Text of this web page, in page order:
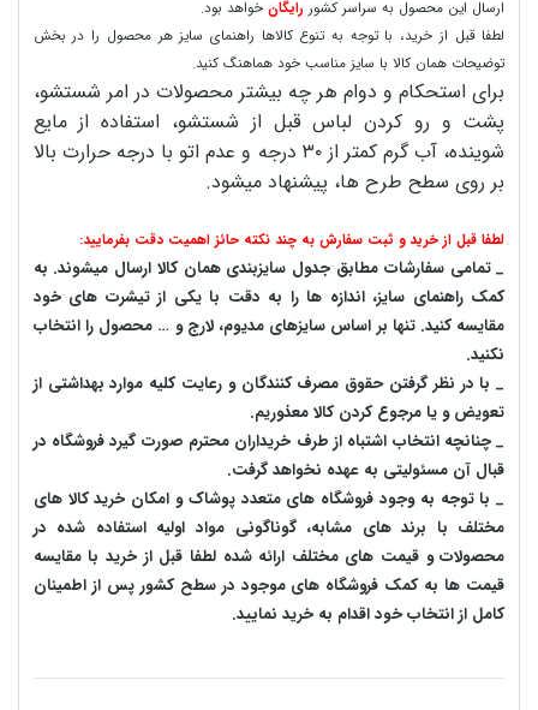
ارسال این محصول به سراسر کشور رایگانخواهد بود.
لطفا قبل از خرید، با توجه به تنوع کالاها راهنمای سایز هر محصول را در بخش
توضیحات همان کالا با سایز مناسب خود هماهنگ کنید.
برای استحکام و دوام هر چه بیشتر محصولات در امر شستشو،
پشت و رو کردن لباس قبل از شستشو، استفاده از مایع
شوینده، آب گرم کمتر از ۳۰ درجه و عدم اتو با درجه حرارت بالا
بر روی سطح طرح ها، پیشنهاد میشود.
لطفا قبل از خرید و ثبت سفارش به چند نکته حائز اهمیت دقت بفرمایید:
_ تمامی سفارشات مطابق جدول سایزبندی همان کالا ارسال میشوند. به
کمک راهنمای سایز، اندازه ها را به دقت با یکی از تیشرت های خود
مقایسه کنید. تنها بر اساس سایزهای مدیوم، لارج و … محصول را انتخاب
نکنید.
_ با در نظر گرفتن حقوق مصرف کنندگان و رعایت کلیه موارد بهداشتی از
تعویض و یا مرجوع کردن کالا معذوریم.
_ چنانچه انتخاب اشتباه از طرف خریداران محترم صورت گیرد فروشگاه در
قبال آن مسئولیتی به عهده نخواهد گرفت.
_ با توجه به‌ وجود فروشگاه های متعدد‌ پوشاک و امکان خرید کالا های
مختلف با برند های مشابه، گوناگونی مواد اولیه استفاده شده در
محصولات و قیمت های مختلف ارائه شده لطفا قبل از خرید با مقایسه
قیمت ها به کمک فروشگاه های موجود در سطح کشور پس از اطمینان
کامل از انتخاب خود اقدام به خرید نمایید.